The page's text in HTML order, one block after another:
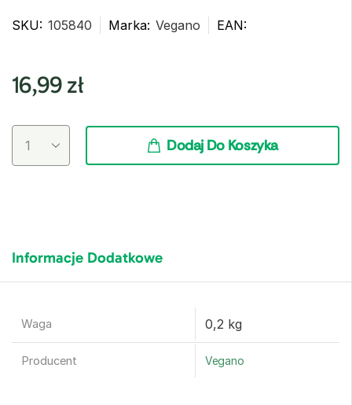
SKU: 105840 Marka: Vegano EAN:
16,99zł
Dodaj Do Koszyka
Informacje Dodatkowe
Waga 0,2 kg
Producent Vegano